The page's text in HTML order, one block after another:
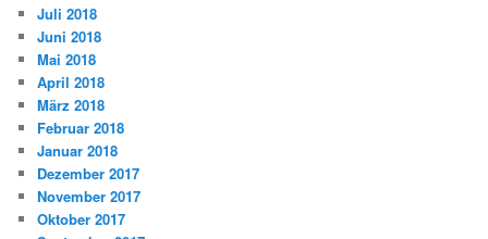
Juli 2018
Juni 2018
Mai 2018
April 2018
März 2018
Februar 2018
Januar 2018
Dezember 2017
November 2017
Oktober 2017